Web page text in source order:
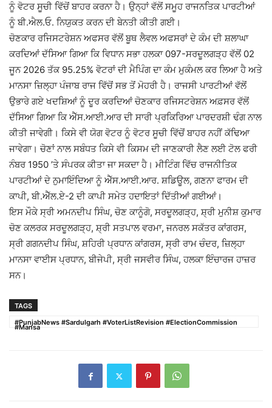
ਨੂੰ ਵੋਟਰ ਸੂਚੀ ਵਿੱਚੋਂ ਬਾਹਰ ਕਰਨਾ ਹੈ। ਉਨ੍ਹਾਂ ਵੱਲੋਂ ਸਮੂਹ ਰਾਜਨਤਿਕ ਪਾਰਟੀਆਂ
ਨੂੰ ਬੀ.ਐਲ.ਓ. ਨਿਯੁਕਤ ਕਰਨ ਦੀ ਬੇਨਤੀ ਕੀਤੀ ਗਈ।
ਚੋਣਕਾਰ ਰਜਿਸਟਰੇਸ਼ਨ ਅਫਸਰ ਵੱਲੋਂ ਬੂਥ ਲੈਵਲ ਅਫਸਰਾਂ ਦੇ ਕੰਮ ਦੀ ਸ਼ਲਾਘਾ
ਕਰਦਿਆਂ ਦੱਸਿਆ ਗਿਆ ਕਿ ਵਿਧਾਨ ਸਭਾ ਹਲਕਾ 097-ਸਰਦੂਲਗੜ੍ਹ ਵੱਲੋਂ 02
ਜੂਨ 2026 ਤੱਕ 95.25% ਵੋਟਰਾਂ ਦੀ ਮੈਪਿੰਗ ਦਾ ਕੰਮ ਮੁਕੰਮਲ ਕਰ ਲਿਆ ਹੈ ਅਤੇ
ਮਾਨਸਾ ਜ਼ਿਲ੍ਹਾ ਪੰਜਾਬ ਰਾਜ ਵਿੱਚੋਂ ਸਭ ਤੋਂ ਮੋਹਰੀ ਹੈ। ਰਾਜਸੀ ਪਾਰਟੀਆਂ ਵੱਲੋਂ
ਉਭਾਰੇ ਗਏ ਖਦਸ਼ਿਆਂ ਨੂੰ ਦੂਰ ਕਰਦਿਆਂ ਚੋਣਕਾਰ ਰਜਿਸਟਰੇਸ਼ਨ ਅਫ਼ਸਰ ਵੱਲੋਂ
ਦੱਸਿਆ ਗਿਆ ਕਿ ਐੱਸ.ਆਈ.ਆਰ ਦੀ ਸਾਰੀ ਪ੍ਰਕਿਰਿਆ ਪਾਰਦਰਸ਼ੀ ਢੰਗ ਨਾਲ
ਕੀਤੀ ਜਾਵੇਗੀ। ਕਿਸੇ ਵੀ ਯੋਗ ਵੋਟਰ ਨੂੰ ਵੋਟਰ ਸੂਚੀ ਵਿੱਚੋਂ ਬਾਹਰ ਨਹੀਂ ਕੱਢਿਆ
ਜਾਵੇਗਾ। ਚੋਣਾਂ ਨਾਲ ਸਬੰਧਤ ਕਿਸੇ ਵੀ ਕਿਸਮ ਦੀ ਜਾਣਕਾਰੀ ਲੈਣ ਲਈ ਟੋਲ ਫਰੀ
ਨੰਬਰ 1950 ’ਤੇ ਸੰਪਰਕ ਕੀਤਾ ਜਾ ਸਕਦਾ ਹੈ। ਮੀਟਿੰਗ ਵਿੱਚ ਰਾਜਨੀਤਿਕ
ਪਾਰਟੀਆਂ ਦੇ ਨੁਮਾਇੰਦਿਆ ਨੂੰ ਐੱਸ.ਆਈ.ਆਰ. ਸ਼ਡਿਊਲ, ਗਣਨਾ ਫਾਰਮ ਦੀ
ਕਾਪੀ, ਬੀ.ਐੱਲ.ਏ-2 ਦੀ ਕਾਪੀ ਸਮੇਤ ਹਦਾਇਤਾਂ ਦਿੱਤੀਆਂ ਗਈਆਂ।
ਇਸ ਮੌਕੇ ਸ੍ਰੀ ਅਮਨਦੀਪ ਸਿੰਘ, ਚੋਣ ਕਾਨੂੰਗੋ, ਸਰਦੂਲਗੜ੍ਹ, ਸ਼੍ਰੀ ਮੁਨੀਸ਼ ਕੁਮਾਰ
ਚੋਣ ਕਲਰਕ ਸਰਦੂਲਗੜ੍ਹ, ਸ਼੍ਰੀ ਸਤਪਾਲ ਵਰਮਾ, ਜਨਰਲ ਸਕੱਤਰ ਕਾਂਗਰਸ,
ਸ੍ਰੀ ਗਗਨਦੀਪ ਸਿੰਘ, ਸ਼ਹਿਰੀ ਪ੍ਰਧਾਨ ਕਾਂਗਰਸ, ਸ੍ਰੀ ਰਾਮ ਚੰਦਰ, ਜ਼ਿਲ੍ਹਾ
ਮਾਨਸਾ ਵਾਈਸ ਪ੍ਰਧਾਨ, ਬੀਜੇਪੀ, ਸ੍ਰੀ ਜਸਵੀਰ ਸਿੰਘ, ਹਲਕਾ ਇੰਚਾਰਜ ਹਾਜ਼ਰ
ਸਨ।
TAGS
#PunjabNews #Sardulgarh #VoterListRevision #ElectionCommission
#Mansa